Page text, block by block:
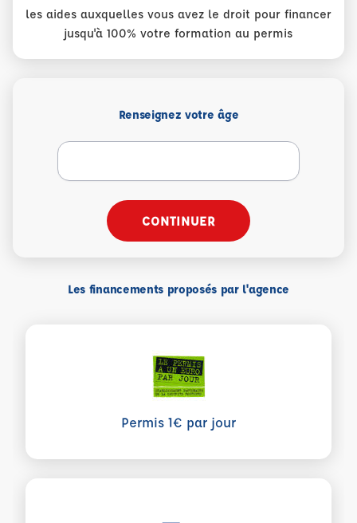
les aides auxquelles vous avez le droit pour financer
jusqu'à 100% votre formation au permis
Renseignez votre âge
CONTINUER
Les financements proposés par l'agence
Permis 1€ par jour